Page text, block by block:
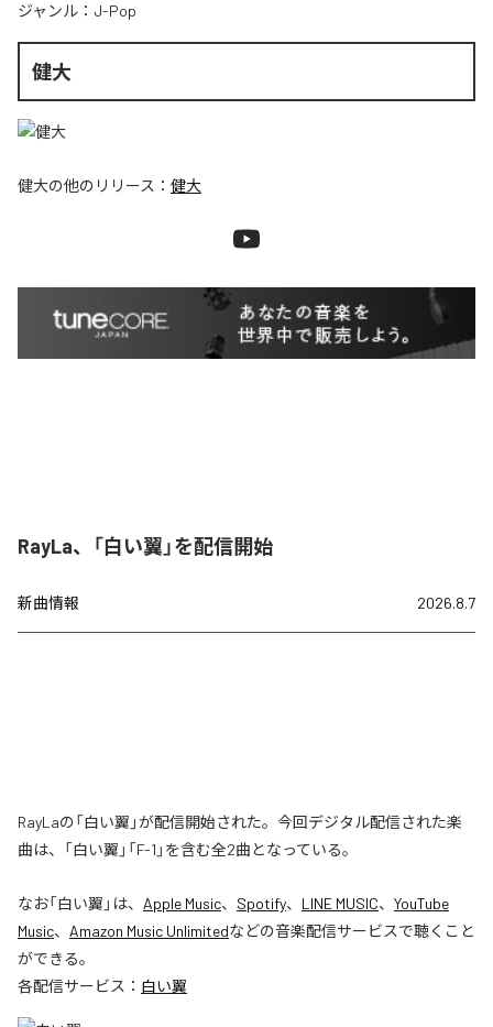
ジャンル： J-Pop
健大
健大の他のリリース： 健大
RayLa、「白い翼」を配信開始
新曲情報 2026.8.7
RayLaの「白い翼」が配信開始された。今回デジタル配信された楽
曲は、「白い翼」「F-1」を含む全2曲となっている。
なお「白い翼 」は、 Apple Music、 Spotify、 LINE MUSIC、 YouTube
Music、 Amazon Music Unlimitedなどの音楽配信サービスで聴くこと
ができる。
各配信サービス： 白い翼